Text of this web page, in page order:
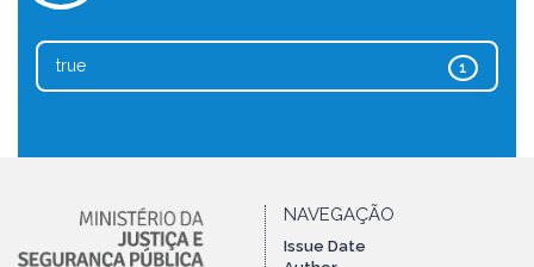
1
true
NAVEGAÇÃO
Issue Date